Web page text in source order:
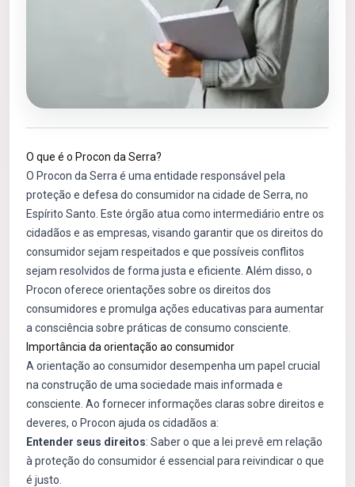
O que é o Procon da Serra?
O Procon da Serra é uma entidade responsável pela
proteção e defesa do consumidor na cidade de Serra, no
Espírito Santo. Este órgão atua como intermediário entre os
cidadãos e as empresas, visando garantir que os direitos do
consumidor sejam respeitados e que possíveis conflitos
sejam resolvidos de forma justa e eficiente. Além disso, o
Procon oferece orientações sobre os direitos dos
consumidores e promulga ações educativas para aumentar
a consciência sobre práticas de consumo consciente.
Importância da orientação ao consumidor
A orientação ao consumidor desempenha um papel crucial
na construção de uma sociedade mais informada e
consciente. Ao fornecer informações claras sobre direitos e
deveres, o Procon ajuda os cidadãos a:
Entender seus direitos: Saber o que a lei prevê em relação
à proteção do consumidor é essencial para reivindicar o que
é justo.